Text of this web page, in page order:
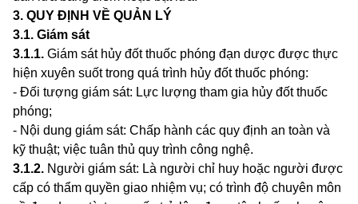
3. QUY ĐỊNH VỀ QUẢN LÝ
3.1. Giám sát
3.1.1. Giám sát hủy đốt thuốc phóng đạn dược được thực
hiện xuyên suốt trong quá trình hủy đốt thuốc phóng:
- Đối tượng giám sát: Lực lượng tham gia hủy đốt thuốc
phóng;
- Nội dung giám sát: Chấp hành các quy định an toàn và
kỹ thuật; việc tuân thủ quy trình công nghệ.
3.1.2. Người giám sát: Là người chỉ huy hoặc người được
cấp có thẩm quyền giao nhiệm vụ; có trình độ chuyên môn